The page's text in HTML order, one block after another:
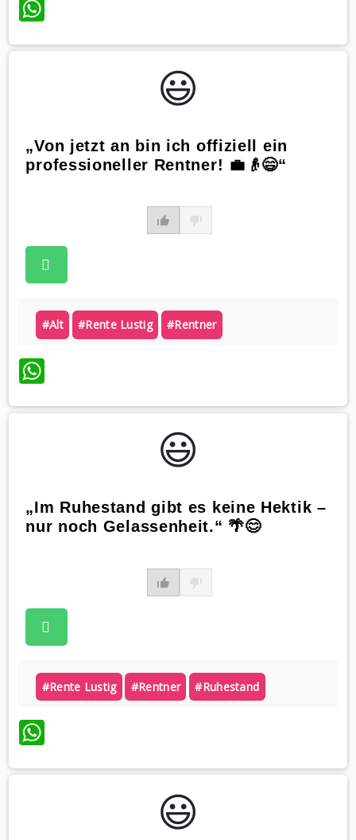
😃️
„Von jetzt an bin ich offiziell ein
professioneller Rentner! 💼👴😄“
#alt #rente Lustig #rentner
WhatsApp
😃️
„Im Ruhestand gibt es keine Hektik –
nur noch Gelassenheit.“ 🌴😊
#rente Lustig #rentner #ruhestand
WhatsApp
😃️